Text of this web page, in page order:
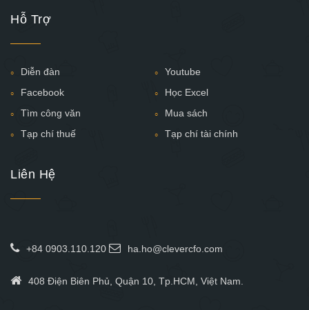
Hỗ Trợ
Diễn đàn
Youtube
Facebook
Học Excel
Tìm công văn
Mua sách
Tạp chí thuế
Tạp chí tài chính
Liên Hệ
+84 0903.110.120 ha.ho@clevercfo.com
408 Điện Biên Phủ, Quận 10, Tp.HCM, Việt Nam.